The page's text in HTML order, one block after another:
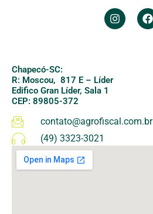
Chapecó-SC:
R: Moscou, 817 E – Líder
Edifico Gran Líder, Sala 1
CEP: 89805-372
contato@agrofiscal.com.br
(49) 3323-3021